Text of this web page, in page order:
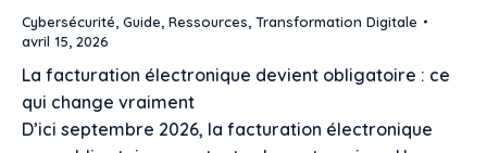
Cybersécurité, Guide, Ressources, Transformation Digitale
avril 15, 2026
La facturation électronique devient obligatoire : ce
qui change vraiment
D’ici septembre 2026, la facturation électronique